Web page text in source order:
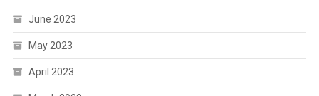
June 2023
May 2023
April 2023